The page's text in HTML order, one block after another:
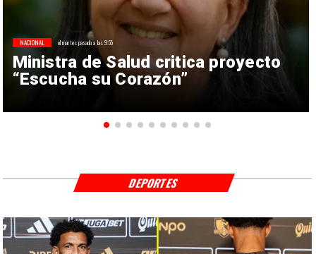
Ministra de Salud critica proyecto
“Escucha su Corazón”
NACIONAL el martes pasado a las 9:55
DEPORTES